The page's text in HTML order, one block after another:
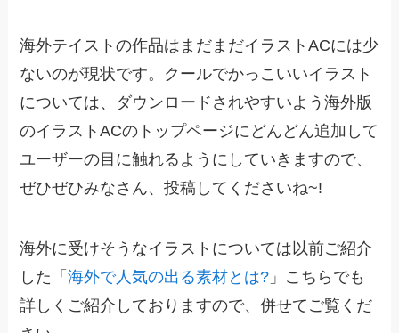
海外テイストの作品はまだまだイラストACには少
ないのが現状です。クールでかっこいいイラスト
については、ダウンロードされやすいよう海外版
のイラストACのトップページにどんどん追加して
ユーザーの目に触れるようにしていきますので、
ぜひぜひみなさん、投稿してくださいね~!
海外に受けそうなイラストについては以前ご紹介
した「海外で人気の出る素材とは? 」こちらでも
詳しくご紹介しておりますので、併せてご覧くだ